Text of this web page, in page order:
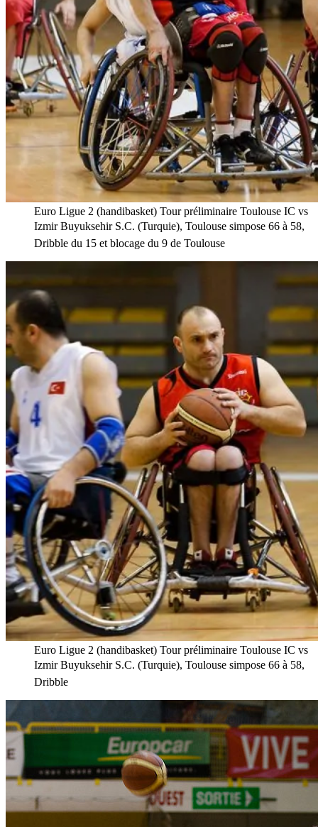
Euro Ligue 2 (handibasket) Tour préliminaire Toulouse IC vs
Izmir Buyuksehir S.C. (Turquie), Toulouse simpose 66 à 58,
Dribble du 15 et blocage du 9 de Toulouse
Euro Ligue 2 (handibasket) Tour préliminaire Toulouse IC vs
Izmir Buyuksehir S.C. (Turquie), Toulouse simpose 66 à 58,
Dribble